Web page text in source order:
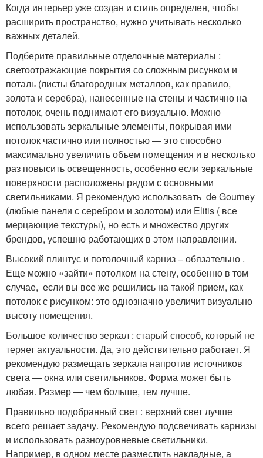
Когда интерьер уже создан и стиль определен, чтобы
расширить пространство, нужно учитывать несколько
важных деталей.
Подберите правильные отделочные материалы :
светоотражающие покрытия со сложным рисунком и
поталь (листы благородных металлов, как правило,
золота и серебра), нанесенные на стены и частично на
потолок, очень поднимают его визуально. Можно
использовать зеркальные элементы, покрывая ими
потолок частично или полностью — это способно
максимально увеличить объем помещения и в несколько
раз повысить освещенность, особенно если зеркальные
поверхности расположены рядом с основными
светильниками. Я рекомендую использовать de Gourney
(любые панели с серебром и золотом) или Elitis ( все
мерцающие текстуры), но есть и множество других
брендов, успешно работающих в этом направлении.
Высокий плинтус и потолочный карниз – обязательно .
Еще можно «зайти» потолком на стену, особенно в том
случае, если вы все же решились на такой прием, как
потолок с рисунком: это однозначно увеличит визуально
высоту помещения.
Большое количество зеркал : старый способ, который не
теряет актуальности. Да, это действительно работает. Я
рекомендую размещать зеркала напротив источников
света — окна или светильников. Форма может быть
любая. Размер — чем больше, тем лучше.
Правильно подобранный свет : верхний свет лучше
всего решает задачу. Рекомендую подсвечивать карнизы
и использовать разноуровневые светильники.
Например, в одном месте разместить накладные, а